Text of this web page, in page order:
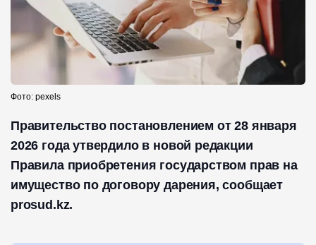
Фото: pexels
Правительство постановлением от 28 января
2026 года утвердило в новой редакции
Правила приобретения государством прав на
имущество по договору дарения, сообщает
prosud.kz.